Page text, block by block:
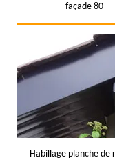
façade 80
Habillage planche de